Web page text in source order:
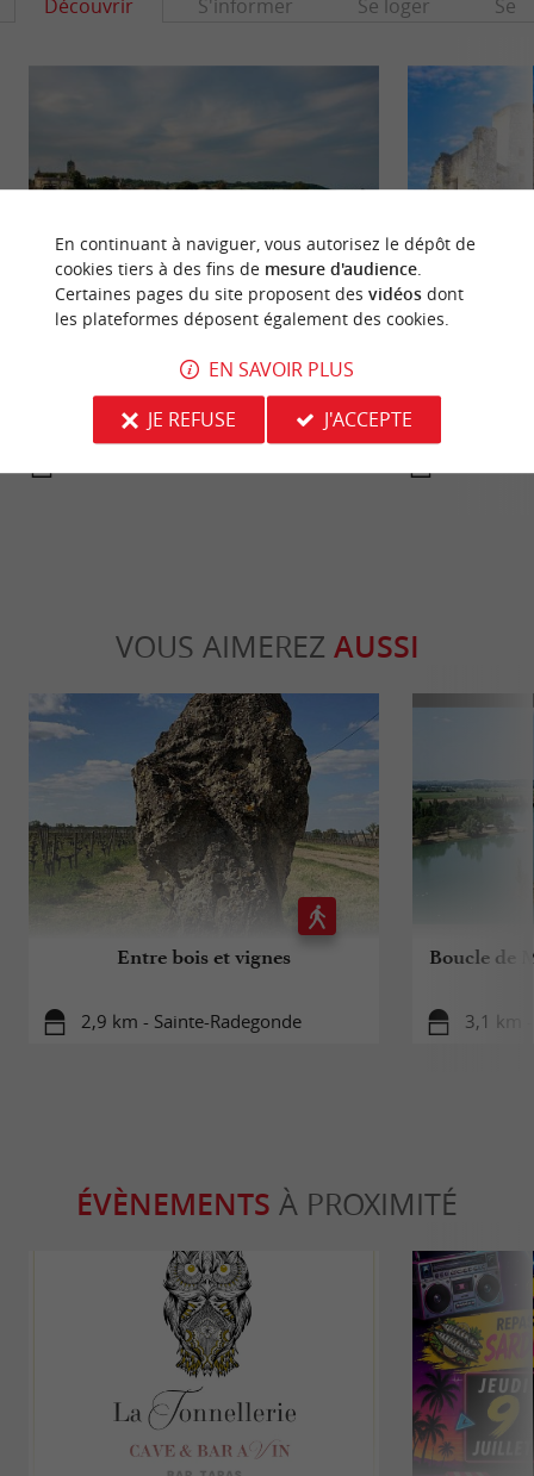
Découvrir S'informer Se loger Se
Ville historique de Castillon-la-Bataille
A une quinzaine de kilomètres de Saint-Emilion,
Castillon la Bataille est baignée par la rivière
Dordogne. La ...
12ème siècle, au
ancienne motte ...
VOUS AIMEREZ AUSSI
Entre bois et vignes
2,9 km - Sainte-Radegonde
Boucle de
3,1 km
ÉVÈNEMENTS À PROXIMITÉ
En continuant à naviguer, vous autorisez le dépôt de
cookies tiers à des fins de mesure d'audience.
Certaines pages du site proposent des vidéosdont
les plateformes déposent également des cookies.
EN SAVOIR PLUS
JE REFUSE
J'ACCEPTE